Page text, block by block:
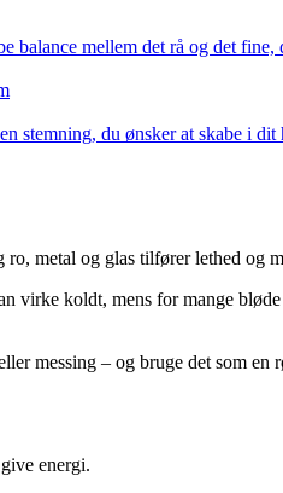
mellem det rå og det
du ønsker at skabe i
metal og glas tilfører lethed og
virke koldt, mens for mange
messing – og bruge det som
energi.